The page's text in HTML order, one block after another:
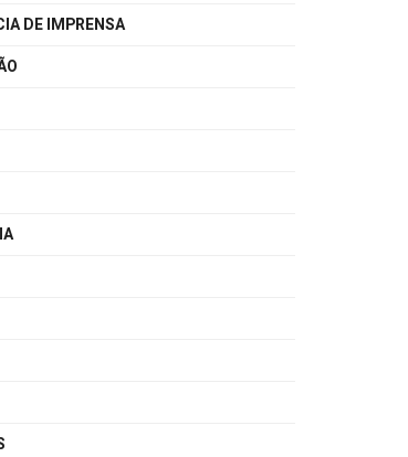
DE IMPRENSA